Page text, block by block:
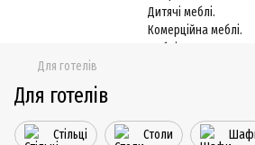
Для готелів
Для готелів
Стільці Столи